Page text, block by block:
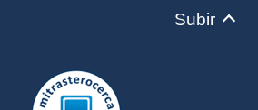
Subir